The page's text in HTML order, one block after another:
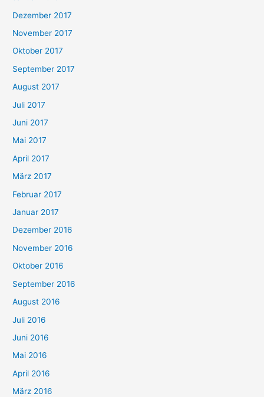
Dezember 2017
November 2017
Oktober 2017
September 2017
August 2017
Juli 2017
Juni 2017
Mai 2017
April 2017
März 2017
Februar 2017
Januar 2017
Dezember 2016
November 2016
Oktober 2016
September 2016
August 2016
Juli 2016
Juni 2016
Mai 2016
April 2016
März 2016